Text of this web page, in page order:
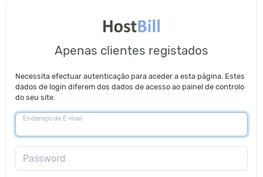
Apenas clientes registados
Necessita efectuar autenticação para aceder a esta página. Estes
dados de login diferem dos dados de acesso ao painel de controlo
do seu site.
Endereço de E-mail
Password